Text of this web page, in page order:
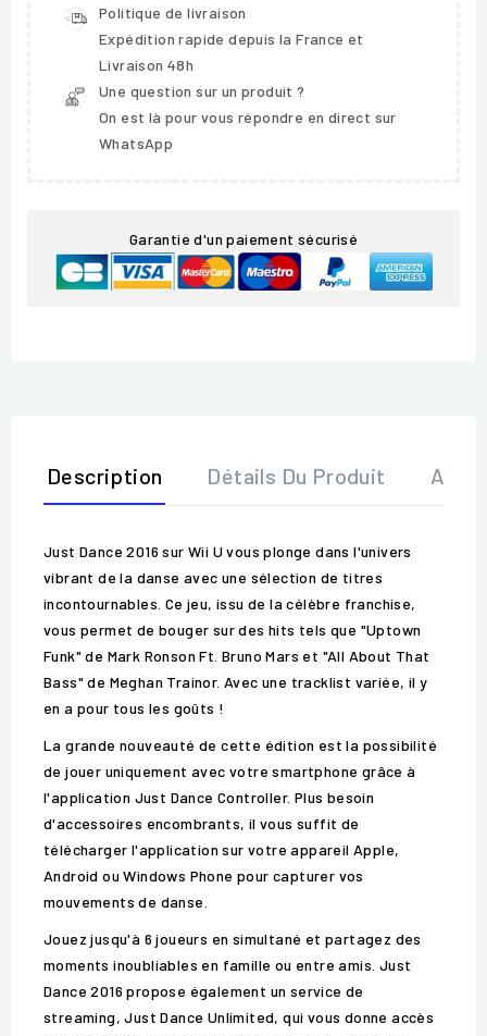
Politique de livraison
Expédition rapide depuis la France et
Livraison 48h
Une question sur un produit ?
On est là pour vous répondre en direct sur
WhatsApp
Garantie d'un paiement sécurisé
Description Détails Du Produit Avis
Just Dance 2016 sur Wii U vous plonge dans l'univers
vibrant de la danse avec une sélection de titres
incontournables. Ce jeu, issu de la célèbre franchise,
vous permet de bouger sur des hits tels que "Uptown
Funk" de Mark Ronson Ft. Bruno Mars et "All About That
Bass" de Meghan Trainor. Avec une tracklist variée, il y
en a pour tous les goûts !
La grande nouveauté de cette édition est la possibilité
de jouer uniquement avec votre smartphone grâce à
l'application Just Dance Controller. Plus besoin
d'accessoires encombrants, il vous suffit de
télécharger l'application sur votre appareil Apple,
Android ou Windows Phone pour capturer vos
mouvements de danse.
Jouez jusqu'à 6 joueurs en simultané et partagez des
moments inoubliables en famille ou entre amis. Just
Dance 2016 propose également un service de
streaming, Just Dance Unlimited, qui vous donne accès